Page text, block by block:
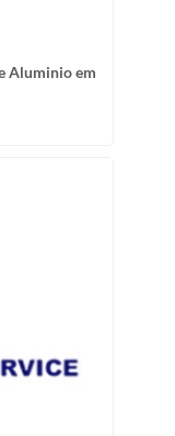
Aluminio em